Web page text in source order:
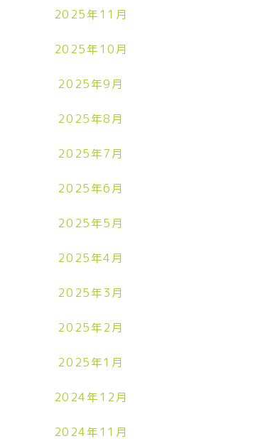
2025年11月
2025年10月
2025年9月
2025年8月
2025年7月
2025年6月
2025年5月
2025年4月
2025年3月
2025年2月
2025年1月
2024年12月
2024年11月